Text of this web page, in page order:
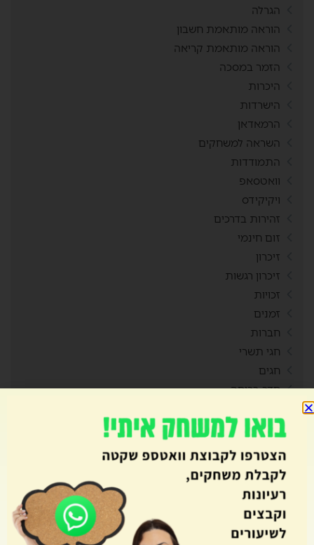
הגרלה
הוראה מותאמת חשבון
הוראה מותאמת קריאה
הזמר במסכה
היכרות
הישרדות
הרמאדאן
השראה למשחקים
התמודדות
וואטסאפ
ויקיקידס
זהירות בדרכים
זום חינמי
זיכרון
זיכרון רגשות
זכויות
זמנים
חברות
חגי תשרי
חגים
חדר בריחה
חוקים
חזרה מחופשה
חידון
חידות בציורים
חנוכה
חשבון
חשיבה יצירתית